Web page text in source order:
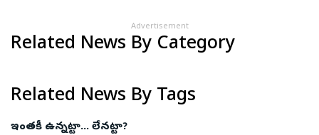
Advertisement
Related News By Category
Related News By Tags
ఇంతకీ ఉన్నట్టా... లేనట్టా?